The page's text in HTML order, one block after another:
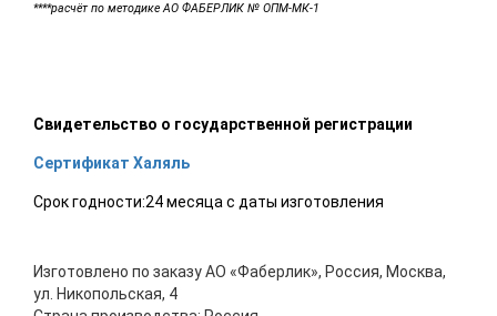
****расчёт по методике АО ФАБЕРЛИК № ОПМ-МК-1
Свидетельство о государственной регистрации
Сертификат Халяль
Срок годности:24 месяца с даты изготовления
Изготовлено по заказу АО «Фаберлик», Россия, Москва,
ул. Никопольская, 4